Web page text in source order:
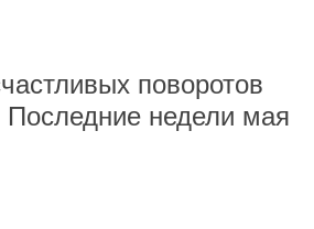
поворотов
Последние недели мая